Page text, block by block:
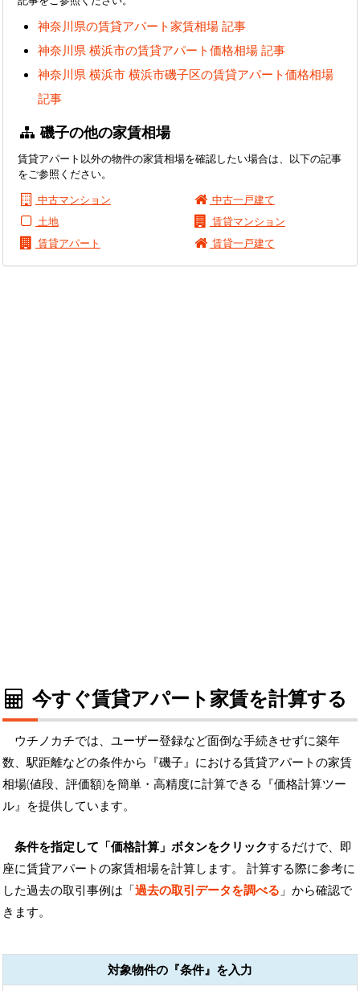
神奈川県の賃貸アパート家賃相場 記事
神奈川県 横浜市の賃貸アパート価格相場 記事
神奈川県 横浜市 横浜市磯子区の賃貸アパート価格相場
記事
磯子の他の家賃相場
賃貸アパート以外の物件の家賃相場を確認したい場合は、以下の記事
をご参照ください。
中古マンション
中古一戸建て
土地
賃貸マンション
賃貸アパート
賃貸一戸建て
今すぐ賃貸アパート家賃を計算する
ウチノカチでは、ユーザー登録など面倒な手続きせずに築年
数、駅距離などの条件から『磯子』における賃貸アパートの家賃
相場(値段、評価額)を簡単・高精度に計算できる『価格計算ツー
ル』を提供しています。
条件を指定して「価格計算」ボタンをクリックするだけで、即
座に賃貸アパートの家賃相場を計算します。 計算する際に参考に
した過去の取引事例は「過去の取引データを調べる 」から確認で
きます。
対象物件の『条件』を入力